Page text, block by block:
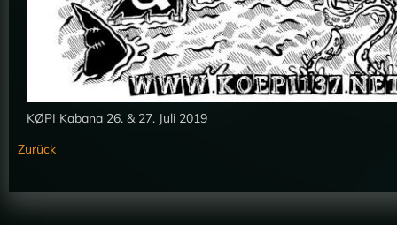
KØPI Kabana 26. & 27. Juli 2019
Zurück